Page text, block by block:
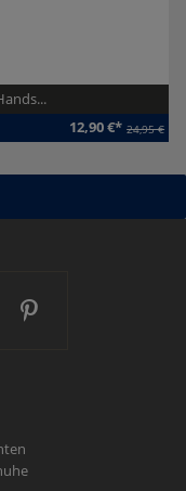
12,90 €* 24,95 €
Facebook
More auf
Ski and More